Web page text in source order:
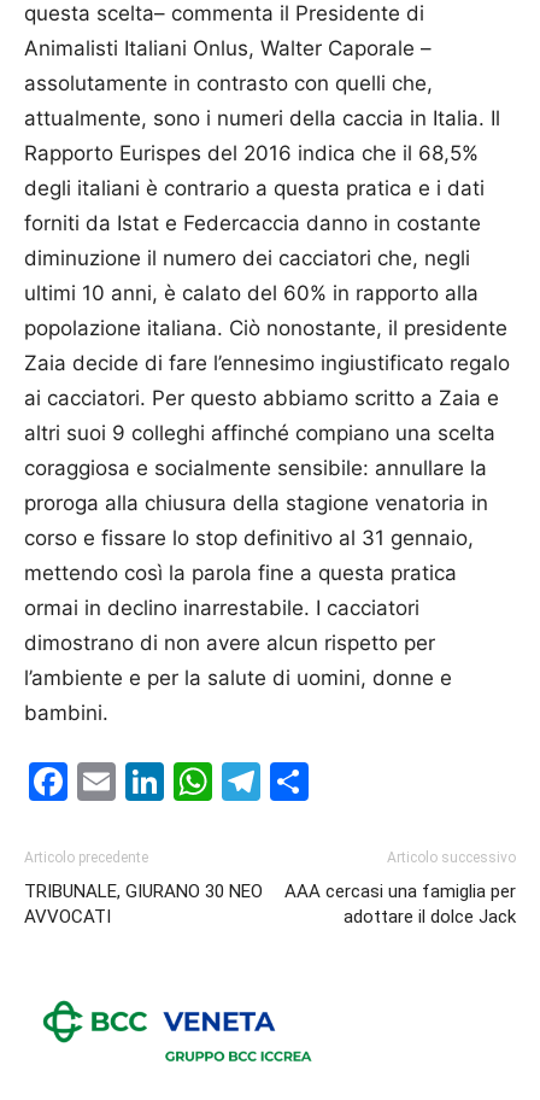
questa scelta– commenta il Presidente di
Animalisti Italiani Onlus, Walter Caporale –
assolutamente in contrasto con quelli che,
attualmente, sono i numeri della caccia in Italia. Il
Rapporto Eurispes del 2016 indica che il 68,5%
degli italiani è contrario a questa pratica e i dati
forniti da Istat e Federcaccia danno in costante
diminuzione il numero dei cacciatori che, negli
ultimi 10 anni, è calato del 60% in rapporto alla
popolazione italiana. Ciò nonostante, il presidente
Zaia decide di fare l’ennesimo ingiustificato regalo
ai cacciatori. Per questo abbiamo scritto a Zaia e
altri suoi 9 colleghi affinché compiano una scelta
coraggiosa e socialmente sensibile: annullare la
proroga alla chiusura della stagione venatoria in
corso e fissare lo stop definitivo al 31 gennaio,
mettendo così la parola fine a questa pratica
ormai in declino inarrestabile. I cacciatori
dimostrano di non avere alcun rispetto per
l’ambiente e per la salute di uomini, donne e
bambini.
Facebook
EmailLinkedIn
WhatsApp
Telegram
Articolo precedente
TRIBUNALE, GIURANO 30 NEO
AVVOCATI
Articolo successivo
AAA cercasi una famiglia per
adottare il dolce Jack